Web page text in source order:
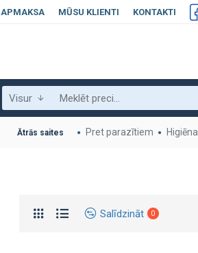
APMAKSA MŪSU KLIENTI KONTAKTI
Visur
Ātrās saites Pret parazītiem Higiēna
Salīdzināt 0